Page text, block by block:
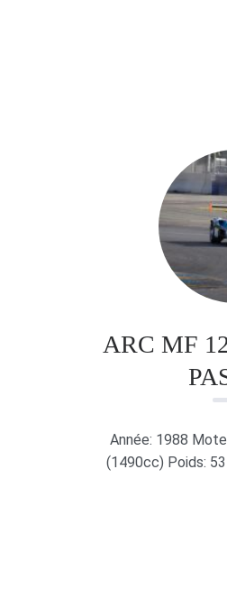
ARC MF
Année: 1988
(1490cc) Poids: